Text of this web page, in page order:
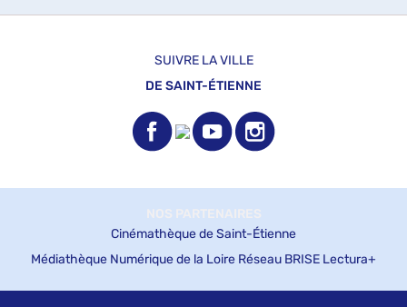
SUIVRE LA VILLE
DE SAINT-ÉTIENNE
NOS PARTENAIRES
Cinémathèque de Saint-Étienne
Médiathèque Numérique de la Loire Réseau BRISE Lectura+